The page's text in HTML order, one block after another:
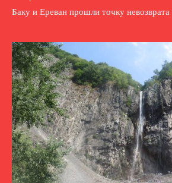
Баку и Ереван прошли точку